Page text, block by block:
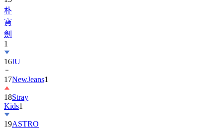
寶
劍
1
16
17NewJeans
18Stray
Kids
19ASTRO
20Hearts2Hearts